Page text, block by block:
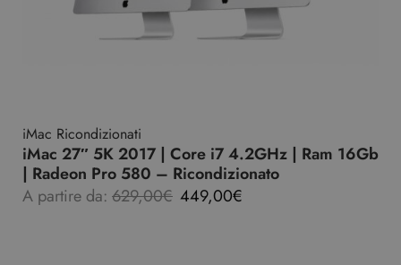
iMac Ricondizionati
iMac 27″ 5K 2017 | Core i7 4.2GHz | Ram 16Gb
| Radeon Pro 580 – Ricondizionato
A partire da: 629,00€ 449,00€